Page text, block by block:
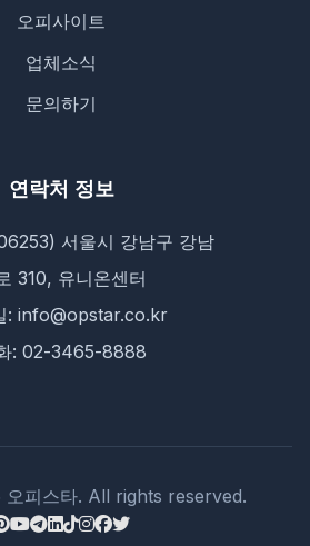
오피사이트
업체소식
문의하기
연락처 정보
서울시 강남구 강남
310, 유니온센터
: info@opstar.co.kr
: 02-3465-8888
피스타. All rights reserved.